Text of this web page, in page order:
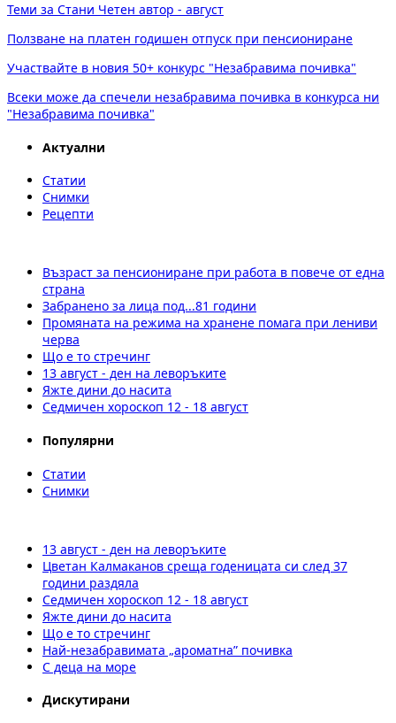
Теми за Стани Четен автор - август
Ползване на платен годишен отпуск при пенсиониране
Участвайте в новия 50+ конкурс "Незабравима почивка"
Всеки може да спечели незабравима почивка в конкурса ни
"Незабравима почивка"
Актуални
Статии
Снимки
Рецепти
Възраст за пенсиониране при работа в повече от една
страна
Забранено за лица под...81 години
Промяната на режима на хранене помага при лениви
черва
Що е то стречинг
13 август - ден на леворъките
Яжте дини до насита
Седмичен хороскоп 12 - 18 август
Популярни
Статии
Снимки
13 август - ден на леворъките
Цветан Калмаканов среща годеницата си след 37
години раздяла
Седмичен хороскоп 12 - 18 август
Яжте дини до насита
Що е то стречинг
Най-незабравимата „ароматна” почивка
С деца на море
Дискутирани